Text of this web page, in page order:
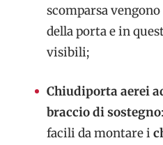
scomparsa
della porta e in
visibili;
Chiudiporta aerei
braccio di sostegno
facili da montare i